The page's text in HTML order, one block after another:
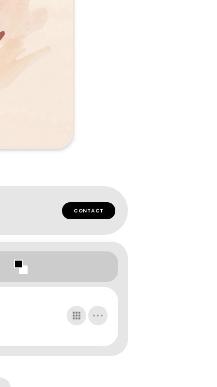
CONTACT